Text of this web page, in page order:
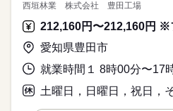
西垣林業 株式会社 豊田工場
愛知県豊田市
就業時間１ 8時00分〜17
土曜日，日曜日，祝日，